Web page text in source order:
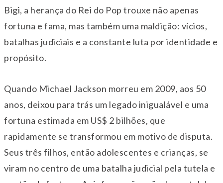
Bigi, a herança do Rei do Pop trouxe não apenas
fortuna e fama, mas também uma maldição: vícios,
batalhas judiciais e a constante luta por identidade e
propósito.
Quando Michael Jackson morreu em 2009, aos 50
anos, deixou para trás um legado inigualável e uma
fortuna estimada em US$ 2 bilhões, que
rapidamente se transformou em motivo de disputa.
Seus três filhos, então adolescentes e crianças, se
viram no centro de uma batalha judicial pela tutela e